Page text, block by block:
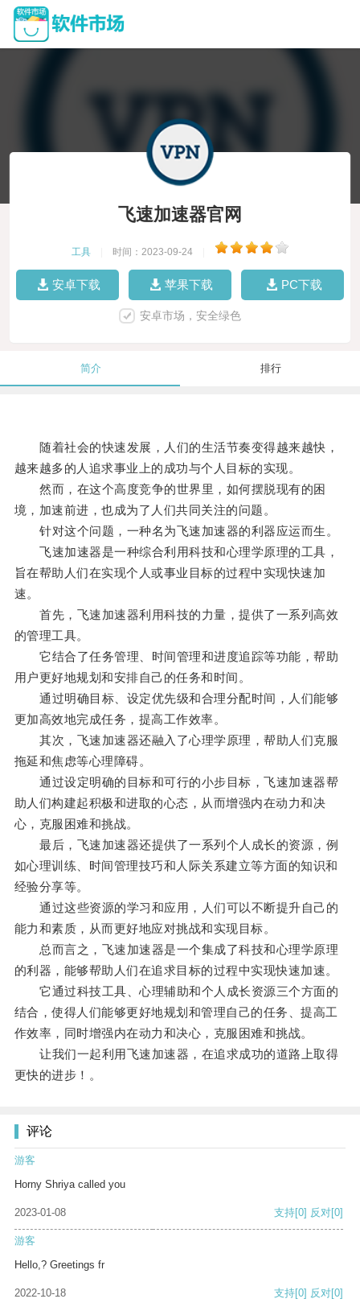
飞速加速器官网
工具 时间：2023-09-24
安卓下载 苹果下载 PC下载
安卓市场，安全绿色
简介 排行
随着社会的快速发展，人们的生活节奏变得越来越快，
越来越多的人追求事业上的成功与个人目标的实现。
然而，在这个高度竞争的世界里，如何摆脱现有的困
境，加速前进，也成为了人们共同关注的问题。
针对这个问题，一种名为飞速加速器的利器应运而生。
飞速加速器是一种综合利用科技和心理学原理的工具，
旨在帮助人们在实现个人或事业目标的过程中实现快速加
速。
首先，飞速加速器利用科技的力量，提供了一系列高效
的管理工具。
它结合了任务管理、时间管理和进度追踪等功能，帮助
用户更好地规划和安排自己的任务和时间。
通过明确目标、设定优先级和合理分配时间，人们能够
更加高效地完成任务，提高工作效率。
其次，飞速加速器还融入了心理学原理，帮助人们克服
拖延和焦虑等心理障碍。
通过设定明确的目标和可行的小步目标，飞速加速器帮
助人们构建起积极和进取的心态，从而增强内在动力和决
心，克服困难和挑战。
最后，飞速加速器还提供了一系列个人成长的资源，例
如心理训练、时间管理技巧和人际关系建立等方面的知识和
经验分享等。
通过这些资源的学习和应用，人们可以不断提升自己的
能力和素质，从而更好地应对挑战和实现目标。
总而言之，飞速加速器是一个集成了科技和心理学原理
的利器，能够帮助人们在追求目标的过程中实现快速加速。
它通过科技工具、心理辅助和个人成长资源三个方面的
结合，使得人们能够更好地规划和管理自己的任务、提高工
作效率，同时增强内在动力和决心，克服困难和挑战。
让我们一起利用飞速加速器，在追求成功的道路上取得
更快的进步！。
评论
游客
Horny Shriya called you
2023-01-08 支持[0] 反对[0]
游客
Hello,? Greetings fr
2022-10-18 支持[0] 反对[0]